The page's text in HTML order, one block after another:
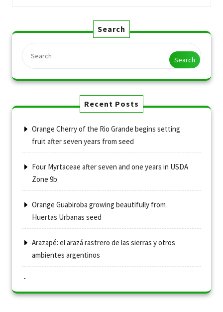
Search
Search
Recent Posts
Orange Cherry of the Rio Grande begins setting
fruit after seven years from seed
Four Myrtaceae after seven and one years in USDA
Zone 9b
Orange Guabiroba growing beautifully from
Huertas Urbanas seed
Arazapé: el arazá rastrero de las sierras y otros
ambientes argentinos